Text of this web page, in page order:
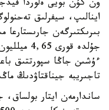
ون كۇن بويى ەلوردا
اينالىپ، سيفرلىق
بىرىكتىرگەن جارىستارعا
جۇلدە
ءۇشىن جاڭا سپورتتىق
تاجىريبە جيناقتاۋدىڭ